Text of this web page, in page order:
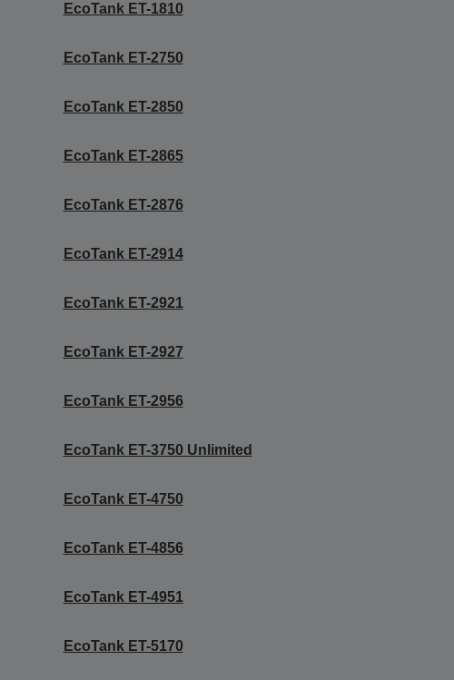
EcoTank ET-1810
EcoTank ET-2750
EcoTank ET-2850
EcoTank ET-2865
EcoTank ET-2876
EcoTank ET-2914
EcoTank ET-2921
EcoTank ET-2927
EcoTank ET-2956
EcoTank ET-3750 Unlimited
EcoTank ET-4750
EcoTank ET-4856
EcoTank ET-4951
EcoTank ET-5170